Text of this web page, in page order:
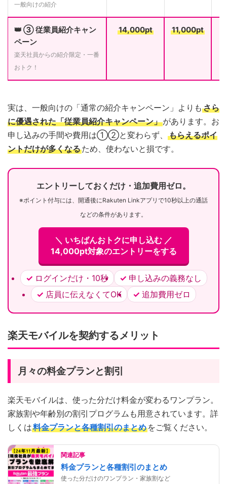
一般向けの紹介
👑 ③ 従業員紹介キャン
ペーン
楽天社員からの紹介限定・一番
おトク！
14,000pt 11,000pt
実は、一般向けの「通常の紹介キャンペーン」よりも さら
に優遇された「従業員紹介キャンペーン」があります。お
申し込みの手間や費用は①②と変わらず、 もらえるポイ
ントだけが多くなるため、使わないと損です。
エントリーしておくだけ・追加費用ゼロ。
※ポイント付与には、開通後にRakuten Linkアプリで10秒以上の通話
などの条件があります。
＼ いちばんおトクに申し込む ／
14,000pt対象のエントリーをする
ログインだけ・10秒
申し込みの義務なし
店員に伝えなくてOK
追加費用ゼロ
楽天モバイルを契約するメリット
月々の料金プランと割引
楽天モバイルは、使った分だけ料金が変わるワンプラン。
家族割や年齢別の割引プログラムも用意されています。詳
しくは料金プランと各種割引のまとめ をご覧ください。
関連記事
料金プランと各種割引のまとめ
使った分だけのワンプラン・家族割など